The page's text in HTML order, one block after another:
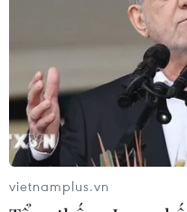
CƠ QUAN CHỦ QUẢN: THÔNG TẤN
vietnamplus.vn